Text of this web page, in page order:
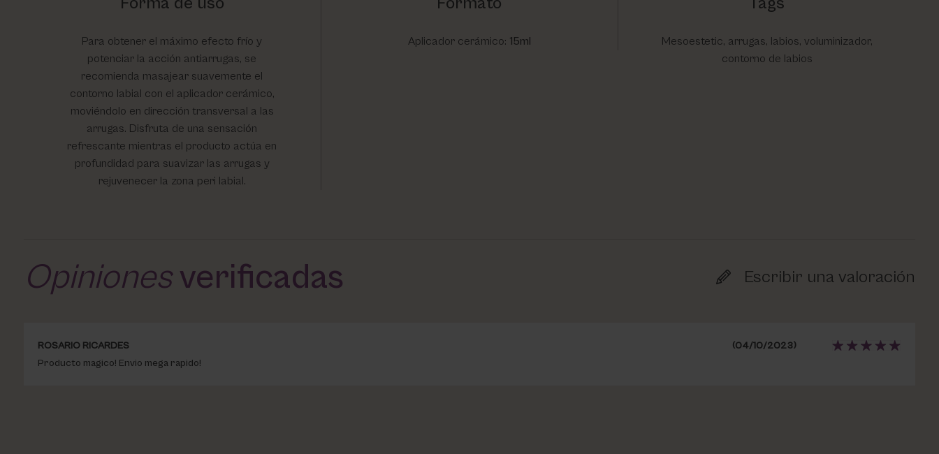
Para obtener el máximo efecto frío y
potenciar la acción antiarrugas, se
recomienda masajear suavemente el
contorno labial con el aplicador cerámico,
moviéndolo en dirección transversal a las
arrugas. Disfruta de una sensación
refrescante mientras el producto actúa en
profundidad para suavizar las arrugas y
rejuvenecer la zona peri labial.
Aplicador cerámico: 15ml
Mesoestetic, arrugas, labios, voluminizador,
contorno de labios
Opinionesverificadas Escribir una valoración
ROSARIO RICARDES
(04/10/2023)
Producto magico! Envio mega rapido!